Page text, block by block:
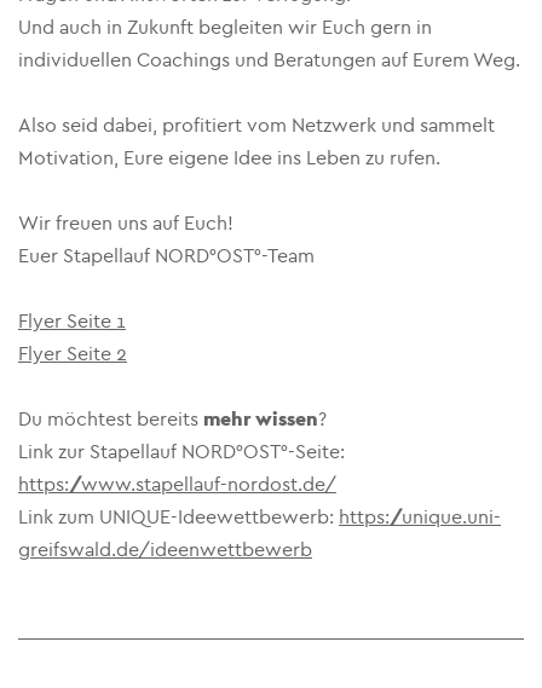
Und auch in Zukunft begleiten wir Euch gern in
individuellen Coachings und Beratungen auf Eurem Weg.
Also seid dabei, profitiert vom Netzwerk und sammelt
Motivation, Eure eigene Idee ins Leben zu rufen.
Wir freuen uns auf Euch!
Euer Stapellauf NORD°OST°-Team
Flyer Seite 1
Flyer Seite 2
Du möchtest bereits mehr wissen?
Link zur Stapellauf NORD°OST°-Seite:
https://www.stapellauf-nordost.de/
Link zum UNIQUE-Ideewettbewerb: https://unique.uni-
greifswald.de/ideenwettbewerb